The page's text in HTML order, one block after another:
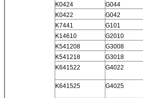
K0424
G044
K0422
G042
K7441
G101
K14610
G2010
K541208
G3008
K541218
G3018
K641522
G4022
K641525
G4025